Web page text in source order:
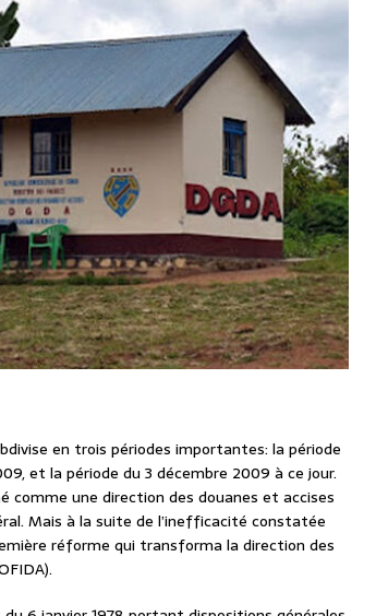
en trois périodes importantes: la période
et la période du 3 décembre 2009 à ce jour.
comme une direction des douanes et accises
Mais à la suite de l’inefficacité constatée
réforme qui transforma la direction des